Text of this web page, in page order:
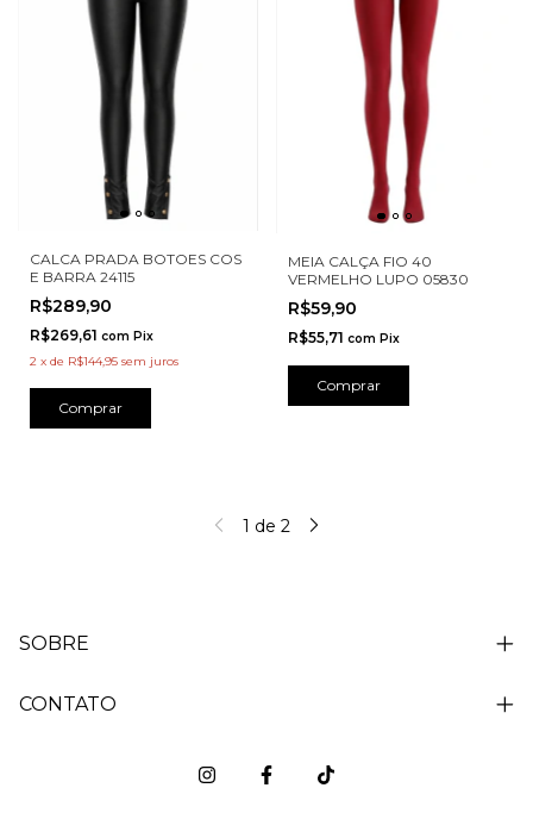
CALCA PRADA BOTOES COS
E BARRA 24115
R$289,90
R$269,61 com Pix
2 x de R$144,95 sem juros
Comprar
MEIA CALÇA FIO 40
VERMELHO LUPO 05830
R$59,90
R$55,71 com Pix
Comprar
1 de 2
SOBRE
CONTATO